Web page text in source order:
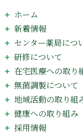
ホーム
新着情報
センター薬局につ
研修について
在宅医療への取り
無菌調製について
地域活動の取り組
健康への取り組み
採用情報